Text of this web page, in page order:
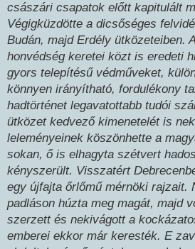
császári csapatok előtt kapitulált
Végigküzdötte a dicsőséges
Budán, majd Erdély ütközeteiben.
honvédség keretei közt is eredeti
gyors telepítésű védműveket,
könnyen irányítható, fordulékony
hadtörténet legavatottabb tudói
ütközet kedvező kimenetelét is
leleményeinek köszönhette a
sokan, ő is elhagyta szétvert
kényszerült. Visszatért
egy újfajta őrlőmű mérnöki rajzait.
padláson húzta meg magát, majd
szerzett és nekivágott a
emberei ekkor már keresték. E